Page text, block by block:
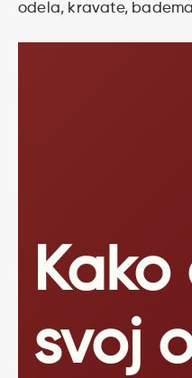
odela, kravate,
Kako
svoj